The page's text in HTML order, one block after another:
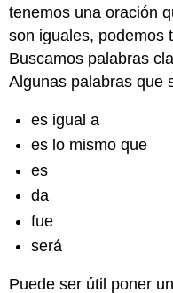
tenemos una oración
son iguales, podemos
Buscamos palabras
Algunas palabras que
es igual a
es lo mismo que
es
da
fue
será
Puede ser útil poner